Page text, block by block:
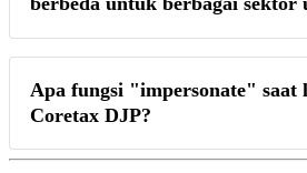
Apa fungsi "impersonate" saat
Coretax DJP?